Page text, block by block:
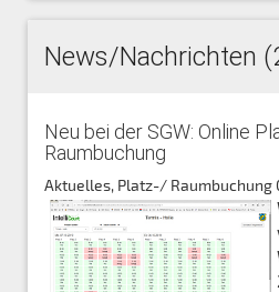
News/Nachrichten
Neu bei der SGW: Online
Raumbuchung
Aktuelles, Platz-/ Raumbuchung